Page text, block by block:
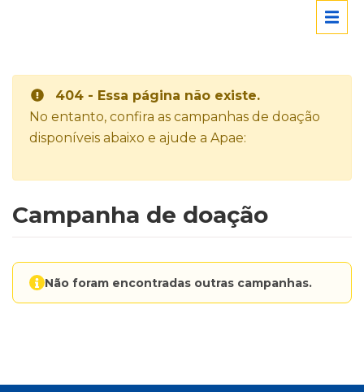
404 - Essa página não existe.
No entanto, confira as campanhas de doação
disponíveis abaixo e ajude a Apae:
Campanha de doação
Não foram encontradas outras campanhas.